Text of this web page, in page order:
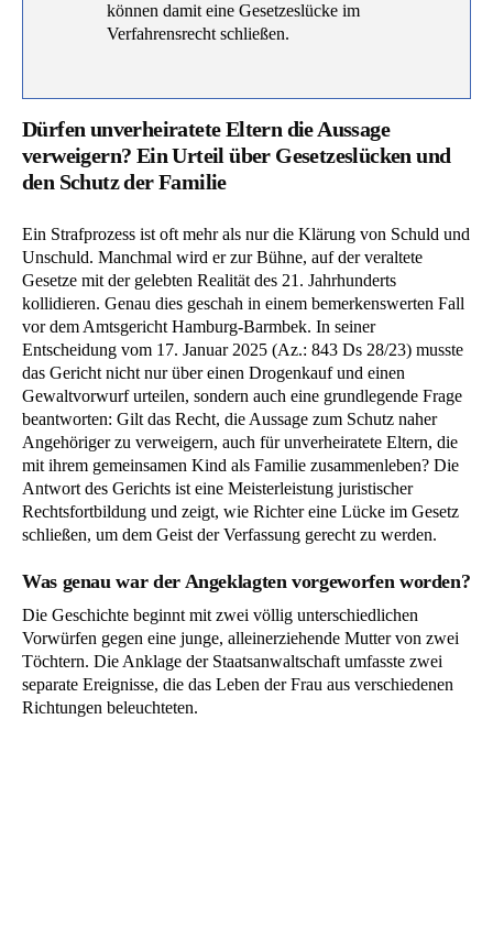
können damit eine Gesetzeslücke im
Verfahrensrecht schließen.
Dürfen unverheiratete Eltern die Aussage
verweigern? Ein Urteil über Gesetzeslücken und
den Schutz der Familie
Ein Strafprozess ist oft mehr als nur die Klärung von Schuld und
Unschuld. Manchmal wird er zur Bühne, auf der veraltete
Gesetze mit der gelebten Realität des 21. Jahrhunderts
kollidieren. Genau dies geschah in einem bemerkenswerten Fall
vor dem Amtsgericht Hamburg-Barmbek. In seiner
Entscheidung vom 17. Januar 2025 (Az.: 843 Ds 28/23) musste
das Gericht nicht nur über einen Drogenkauf und einen
Gewaltvorwurf urteilen, sondern auch eine grundlegende Frage
beantworten: Gilt das Recht, die Aussage zum Schutz naher
Angehöriger zu verweigern, auch für unverheiratete Eltern, die
mit ihrem gemeinsamen Kind als Familie zusammenleben? Die
Antwort des Gerichts ist eine Meisterleistung juristischer
Rechtsfortbildung und zeigt, wie Richter eine Lücke im Gesetz
schließen, um dem Geist der Verfassung gerecht zu werden.
Was genau war der Angeklagten vorgeworfen worden?
Die Geschichte beginnt mit zwei völlig unterschiedlichen
Vorwürfen gegen eine junge, alleinerziehende Mutter von zwei
Töchtern. Die Anklage der Staatsanwaltschaft umfasste zwei
separate Ereignisse, die das Leben der Frau aus verschiedenen
Richtungen beleuchteten.